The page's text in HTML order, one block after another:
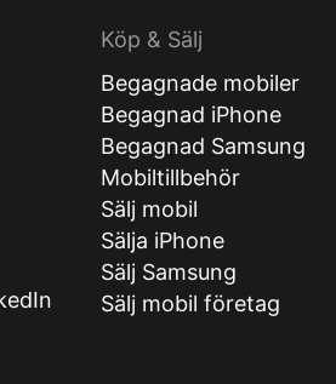
Köp & Sälj
Begagnade mobiler
Begagnad iPhone
Begagnad Samsung
Mobiltillbehör
Sälj mobil
Sälja iPhone
Sälj Samsung
Sälj mobil företag